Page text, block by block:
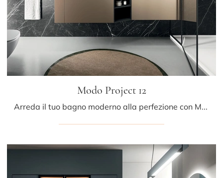
Modo Project 12
Arreda il tuo bagno moderno alla perfezione con Modo Project 12, mobili bagno sospesi e complementi in metallo di Arrital.